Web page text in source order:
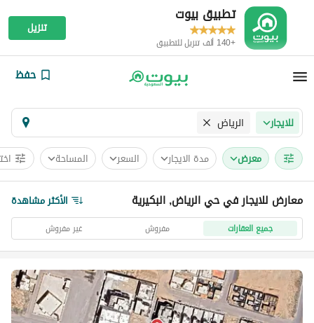
تطبيق بيوت
+140 ألف تنزيل للتطبيق
تنزيل
حفظ
للايجار الرياض
معرض مدة الايجار السعر المساحة
معارض للايجار في حي الرياض, البكيرية الأكثر مشاهدة
جميع العقارات مفروش غير مفروش